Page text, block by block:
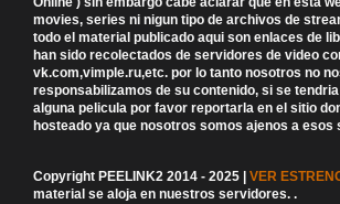
movies, series ni nigun tipo de archivos de
todo el material publicado aqui son enlaces de
han sido recolectados de servidores de video
vk.com,vimple.ru,etc. por lo tanto nosotros no
responsabilizamos de su contenido, si se
alguna pelicula por favor reportarla en el sitio
hosteado ya que nosotros somos ajenos a esos
Copyright PEELINK2 2014 - 2025 | VER
material se aloja en nuestros servidores. .